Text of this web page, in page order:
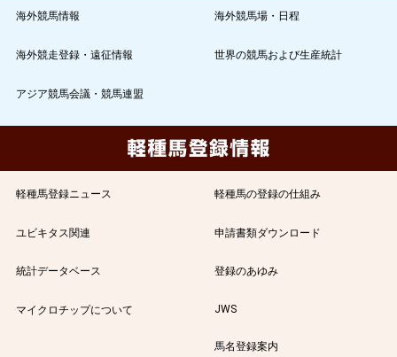
海外競馬情報 海外競馬場・日程
海外競走登録・遠征情報 世界の競馬および生産統計
アジア競馬会議・競馬連盟
軽種馬登録ニュース 軽種馬の登録の仕組み
ユビキタス関連 申請書類ダウンロード
統計データベース 登録のあゆみ
マイクロチップについて JWS
馬名登録案内